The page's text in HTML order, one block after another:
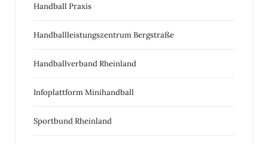
Handball Praxis
Handballleistungszentrum Bergstraße
Handballverband Rheinland
Infoplattform Minihandball
Sportbund Rheinland